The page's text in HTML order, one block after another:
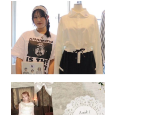
2026.7.31
学生ブラン
ンド立ち上